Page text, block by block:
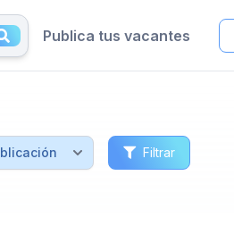
Publica tus vacantes
Filtrar